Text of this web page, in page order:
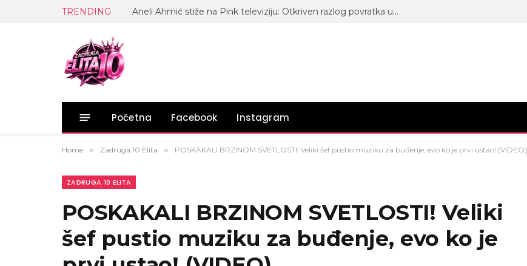
TRENDING Aneli Ahmić stiže na Pink televiziju: Otkriven razlog povratka u zgradu na Dedinju
Početna Facebook Instagram
Home » Zadruga 10 Elita » POSKAKALI BRZINOM SVETLOSTI! Veliki šef pustio muziku za buđenje, evo ko je prvi ustao! (VIDEO)
ZADRUGA 10 ELITA
POSKAKALI BRZINOM SVETLOSTI! Veliki
šef pustio muziku za buđenje, evo ko je